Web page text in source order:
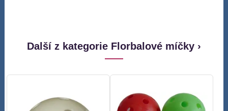
Další z kategorie Florbalové míčky ›